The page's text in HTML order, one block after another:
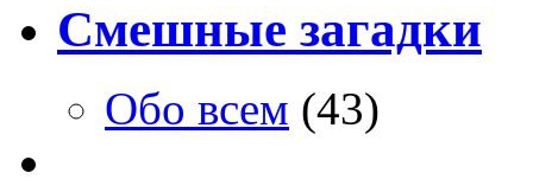
Смешные загадки
Обо всем (43)